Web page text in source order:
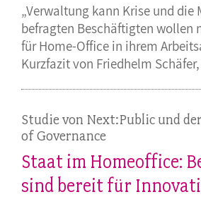
„Verwaltung kann Krise und die
befragten Beschäftigten wollen
für Home-Office in ihrem
Kurzfazit von Friedhelm Schäfer,
Studie von Next:Public und
of Governance
Staat im Homeoffice:
sind bereit für